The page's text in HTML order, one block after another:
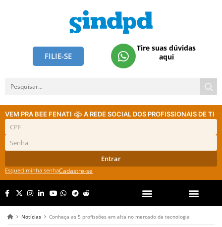
FILIE-SE
Tire suas dúvidas
aqui
VEM PRA BEE FENATI A REDE SOCIAL DOS PROFISSIONAIS DE TI
Entrar
Esqueci minha senhaCadastre-se
Notícias Conheça as 5 profissões em alta no mercado da tecnologia